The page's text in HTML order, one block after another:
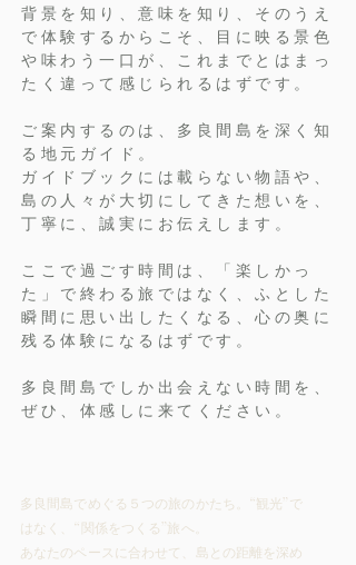
背景を知り、意味を知り、そのうえ
で体験するからこそ、目に映る景色
や味わう一口が、これまでとはまっ
たく違って感じられるはずです。
ご案内するのは、多良間島を深く知
る地元ガイド。
ガイドブックには載らない物語や、
島の人々が大切にしてきた想いを、
丁寧に、誠実にお伝えします。
ここで過ごす時間は、「楽しかっ
た」で終わる旅ではなく、ふとした
瞬間に思い出したくなる、心の奥に
残る体験になるはずです。
多良間島でしか出会えない時間を、
ぜひ、体感しに来てください。
多良間島でめぐる５つの旅のかたち。“観光”で
はなく、“関係をつくる”旅へ。
あなたのペースに合わせて、島との距離を深め